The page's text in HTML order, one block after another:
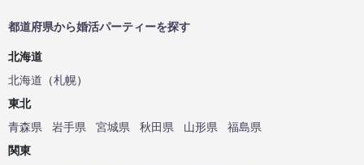
都道府県から婚活パーティーを探す
北海道
北海道 （札幌）
東北
青森県
岩手県 宮城県 秋田県 山形県
福島県
関東